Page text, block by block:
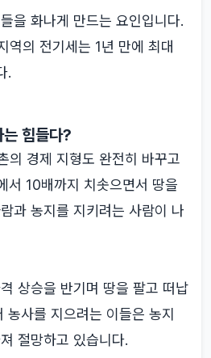
을 화나게 만드는 요인입니다.
역의 전기세는 1년 만에 최대
.
힘들다?
의 경제 지형도 완전히 바꾸고
서 10배까지 치솟으면서 땅을
과 농지를 지키려는 사람이 나
상승을 반기며 땅을 팔고 떠납
농사를 지으려는 이들은 농지
절망하고 있습니다.